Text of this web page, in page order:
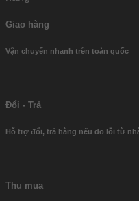
Giao hàng
Vận chuyển nhanh trên toàn quốc
Đổi - Trả
Hỗ trợ đổi, trả hàng nếu do lỗi từ
Thu mua